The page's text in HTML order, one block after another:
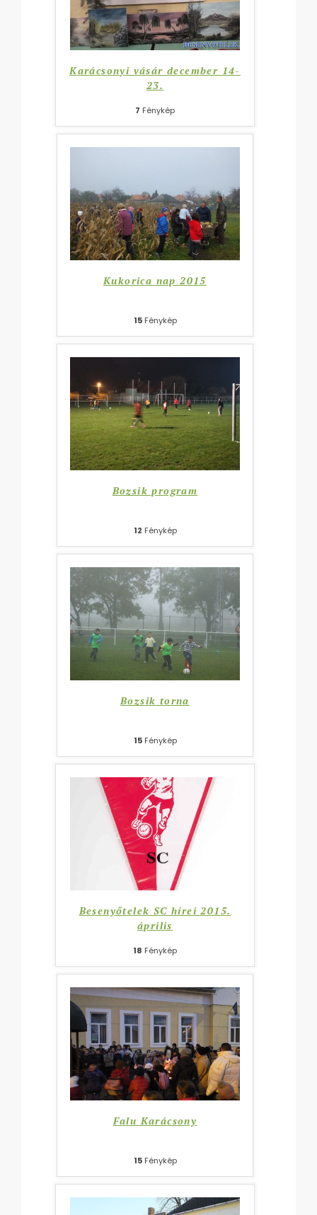
Karácsonyi vásár december 14-
23.
7 Fénykép
Kukorica nap 2015
15Fénykép
Bozsik program
12 Fénykép
Bozsik torna
15Fénykép
Besenyőtelek SC hírei 2015.
április
18 Fénykép
Falu Karácsony
15Fénykép